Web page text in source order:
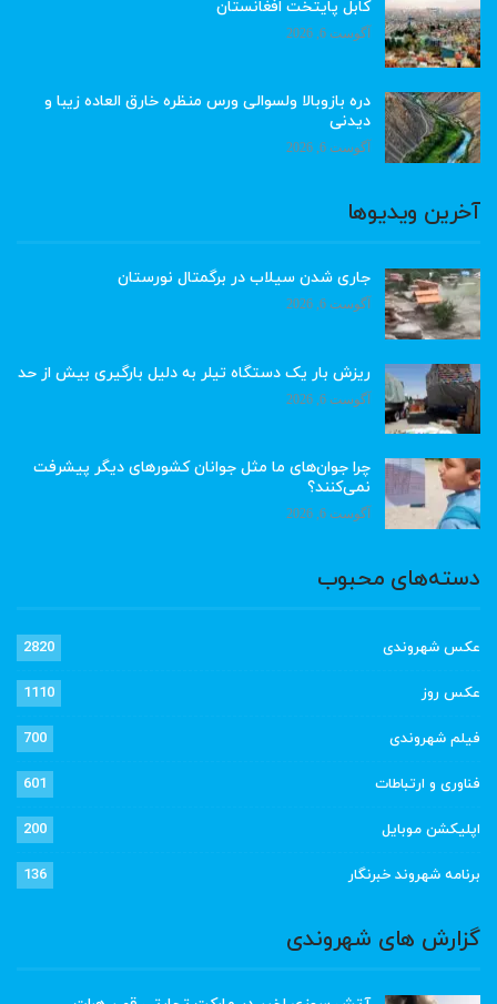
کابل پایتخت افغانستان
آگوست 6, 2026
دره بازوبالا ولسوالی ورس منظره خارق العاده زیبا و
دیدنی
آگوست 6, 2026
آخرین ویدیوها
جاری شدن سیلاب در برگمتال نورستان
آگوست 6, 2026
ریزش بار یک دستگاه تیلر به دلیل بارگیری بیش از حد
آگوست 6, 2026
چرا جوان‌های ما مثل جوانان کشورهای دیگر پیشرفت
نمی‌کنند؟
آگوست 6, 2026
دسته‌های محبوب
عکس شهروندی 2820
عکس روز 1110
فیلم شهروندی 700
فناوری و ارتباطات 601
اپلیکشن موبایل 200
برنامه شهروند خبرنگار 136
گزارش های شهروندی